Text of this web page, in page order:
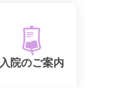
入院のご案内